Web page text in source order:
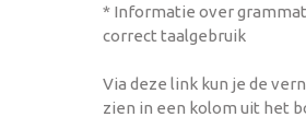
* Informatie over
correct taalgebruik
Via deze link kun je de
zien in een kolom uit het